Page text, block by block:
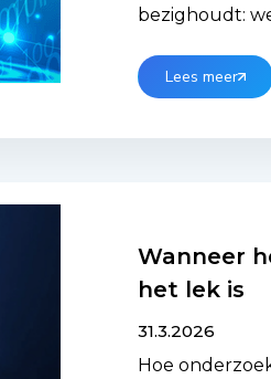
bezighoudt:
toegang tot
kunnen zij
Lees meer
Wanneer
het lek is
31.3.2026
Hoe